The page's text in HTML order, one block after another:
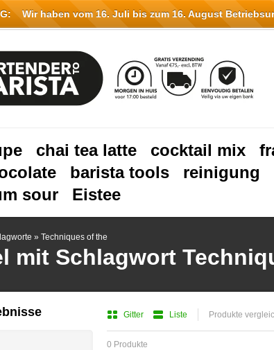
chai tea latte cocktail mix
barista tools reinigung
sour
Eistee
» Techniques of the
mit Schlagwort
Gitter Liste Produkte
0 Produkte
Wir haben vom 16. Juli bis zum 16. August